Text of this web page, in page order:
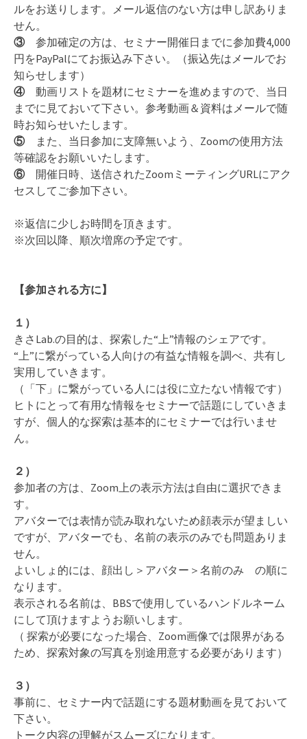
ルをお送りします。メール返信のない方は申し訳ありま
せん。
③参加確定の方は、セミナー開催日までに参加費4,000
円をPayPalにてお振込み下さい。（振込先はメールでお
知らせします）
④動画リストを題材にセミナーを進めますので、当日
までに見ておいて下さい。参考動画＆資料はメールで随
時お知らせいたします。
⑤また、当日参加に支障無いよう、Zoomの使用方法
等確認をお願いいたします。
⑥開催日時、送信されたZoomミーティングURLにアク
セスしてご参加下さい。
※返信に少しお時間を頂きます。
※次回以降、順次増席の予定です。
【参加される方に】
１）
きさLab.の目的は、探索した“上”情報のシェアです。
“上”に繋がっている人向けの有益な情報を調べ、共有し
実用していきます。
（「下」に繋がっている人には役に立たない情報です）
ヒトにとって有用な情報をセミナーで話題にしていきま
すが、個人的な探索は基本的にセミナーでは行いませ
ん。
２）
参加者の方は、Zoom上の表示方法は自由に選択できま
す。
アバターでは表情が読み取れないため顔表示が望ましい
ですが、アバターでも、名前の表示のみでも問題ありま
せん。
よいしょ的には、顔出し＞アバター＞名前のみ の順に
なります。
表示される名前は、BBSで使用しているハンドルネーム
にして頂けますようお願いします。
（ 探索が必要になった場合、Zoom画像では限界がある
ため、探索対象の写真を別途用意する必要があります）
３）
事前に、セミナー内で話題にする題材動画を見ておいて
下さい。
トーク内容の理解がスムーズになります。